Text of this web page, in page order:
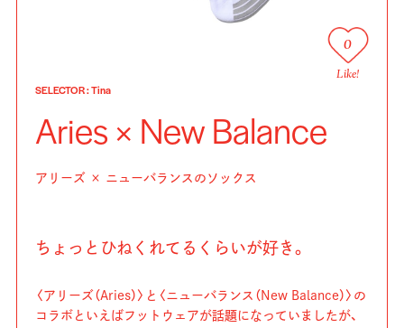
0
Like!
SELECTOR:Tina
Aries × New Balance
アリーズ × ニューバランスのソックス
ちょっとひねくれてるくらいが好き。
〈アリーズ（Aries）〉と〈ニューバランス（New Balance）〉の
コラボといえばフットウェアが話題になっていましたが、